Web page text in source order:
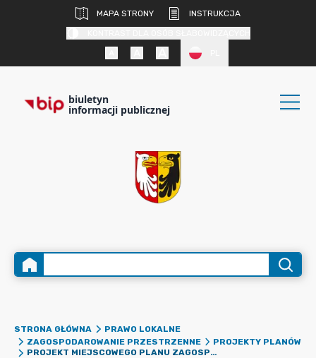
MAPA STRONY
INSTRUKCJA
biuletyn
informacji publicznej
STRONA GŁÓWNA
PRAWO LOKALNE
ZAGOSPODAROWANIE PRZESTRZENNE
PROJEKTY PLANÓW
PROJEKT MIEJSCOWEGO PLANU ZAGOSPODAROWANIA PRZESTRZENNEGO CZĘŚCI TERENÓW POŁOŻONYCH WE WSIACH ŁADY I PODOLSZYN NOWY W GMINIE RASZYN – OBSZAR III – CZĘŚĆ II